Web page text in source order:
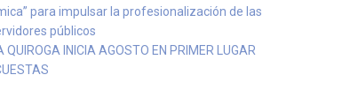
para impulsar la profesionalización de las
públicos
QUIROGA INICIA AGOSTO EN PRIMER LUGAR